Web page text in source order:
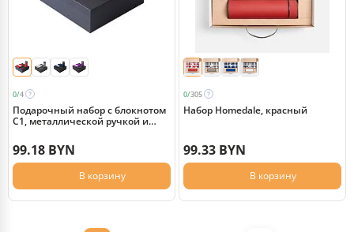
0/4
Подарочный набор с блокнотом
С1, металлической ручкой и
99.18 BYN
В корзину
0/305
Набор Homedale, красный
99.33 BYN
В корзину